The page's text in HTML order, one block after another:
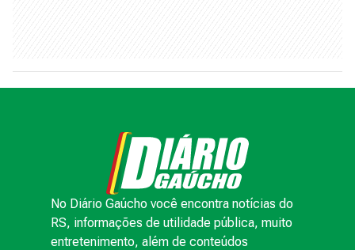
No Diário Gaúcho você encontra notícias do
RS, informações de utilidade pública, muito
entretenimento, além de conteúdos